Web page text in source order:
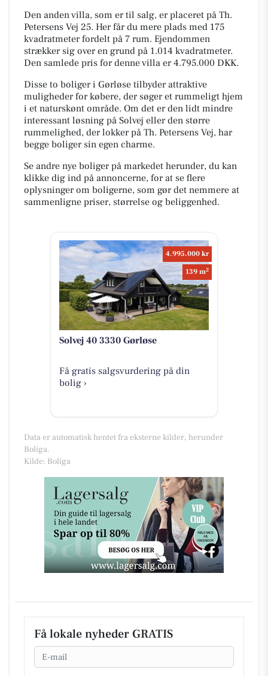
Den anden villa, som er til salg, er placeret på Th.
Petersens Vej 25. Her får du mere plads med 175
kvadratmeter fordelt på 7 rum. Ejendommen
strækker sig over en grund på 1.014 kvadratmeter.
Den samlede pris for denne villa er 4.795.000 DKK.
Disse to boliger i Gørløse tilbyder attraktive
muligheder for købere, der søger et rummeligt hjem
i et naturskønt område. Om det er den lidt mindre
interessant løsning på Solvej eller den større
rummelighed, der lokker på Th. Petersens Vej, har
begge boliger sin egen charme.
Se andre nye boliger på markedet herunder, du kan
klikke dig ind på annoncerne, for at se flere
oplysninger om boligerne, som gør det nemmere at
sammenligne priser, størrelse og beliggenhed.
4.995.000 kr
139 m2
Solvej 40 3330 Gørløse
Få gratis salgsvurdering på din
bolig ›
Data er automatisk hentet fra eksterne kilder, herunder
Boliga.
Kilde: Boliga
Få lokale nyheder GRATIS
Email